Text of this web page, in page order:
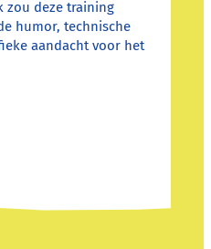
zou deze training
humor, technische
aandacht voor het